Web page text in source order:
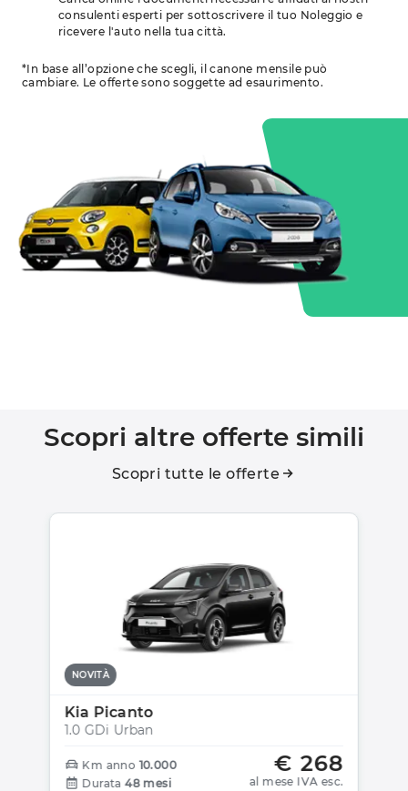
consulenti esperti per sottoscrivere il tuo Noleggio e
ricevere l'auto nella tua città.
*In base all’opzione che scegli, il canone mensile può
cambiare. Le offerte sono soggette ad esaurimento.
Scopri altre offerte simili
Scopri tutte le offerte
NOVITÀ
Kia Picanto
1.0 GDi Urban
€ 268
al mese IVA esc.
Km anno 10.000
Durata 48 mesi